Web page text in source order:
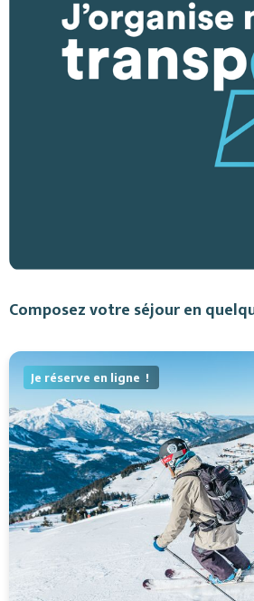
Composez votre séjour en
Je réserve en ligne !